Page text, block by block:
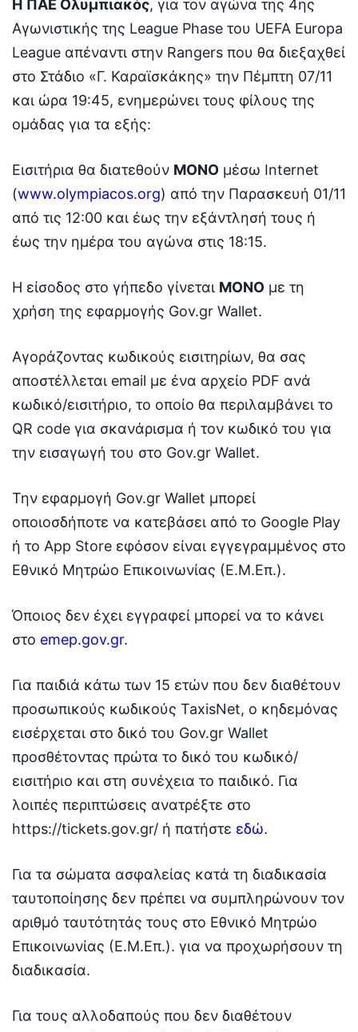
Η ΠΑΕ Ολυμπιακός, για τον αγώνα της 4ης
Αγωνιστικής της League Phase του UEFA Europa
League απέναντι στην Rangers που θα διεξαχθεί
στο Στάδιο «Γ. Καραϊσκάκης» την Πέμπτη 07/11
και ώρα 19:45, ενημερώνει τους φίλους της
ομάδας για τα εξής:
Εισιτήρια θα διατεθούν ΜΟΝΟ μέσω Internet
(www.olympiacos.org) από την Παρασκευή 01/11
από τις 12:00 και έως την εξάντλησή τους ή
έως την ημέρα του αγώνα στις 18:15.
H είσοδος στο γήπεδο γίνεται ΜΟΝΟ με τη
χρήση της εφαρμογής Gov.gr Wallet.
Αγοράζοντας κωδικούς εισιτηρίων, θα σας
αποστέλλεται email με ένα αρχείο PDF ανά
κωδικό/εισιτήριο, το οποίο θα περιλαμβάνει το
QR code για σκανάρισμα ή τον κωδικό του για
την εισαγωγή του στο Gov.gr Wallet.
Την εφαρμογή Gov.gr Wallet μπορεί
οποιοσδήποτε να κατεβάσει από το Google Play
ή το App Store εφόσον είναι εγγεγραμμένος στο
Εθνικό Μητρώο Επικοινωνίας (Ε.Μ.Επ.).
Όποιος δεν έχει εγγραφεί μπορεί να το κάνει
στο emep.gov.gr.
Για παιδιά κάτω των 15 ετών που δεν διαθέτουν
προσωπικούς κωδικούς TaxisNet, ο κηδεμόνας
εισέρχεται στο δικό του Gov.gr Wallet
προσθέτοντας πρώτα το δικό του κωδικό/
εισιτήριο και στη συνέχεια το παιδικό. Για
λοιπές περιπτώσεις ανατρέξτε στο
https://tickets.gov.gr/ ή πατήστε εδώ.
Για τα σώματα ασφαλείας κατά τη διαδικασία
ταυτοποίησης δεν πρέπει να συμπληρώνουν τον
αριθμό ταυτότητάς τους στο Εθνικό Μητρώο
Επικοινωνίας (Ε.Μ.Επ.). για να προχωρήσουν τη
διαδικασία.
Για τους αλλοδαπούς που δεν διαθέτουν